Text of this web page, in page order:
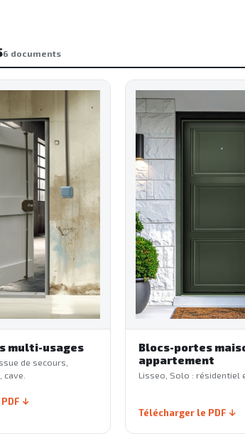
6 documents
multi-usages
de secours,
Blocs-portes
appartement
Lisseo, Solo : résidentiel
Télécharger le PDF